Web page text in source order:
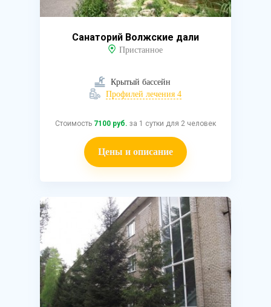
Санаторий Волжские дали
Пристанное
Крытый бассейн
Профилей лечения 4
Стоимость 7100 руб. за 1 сутки для 2 человек
Цены и описание